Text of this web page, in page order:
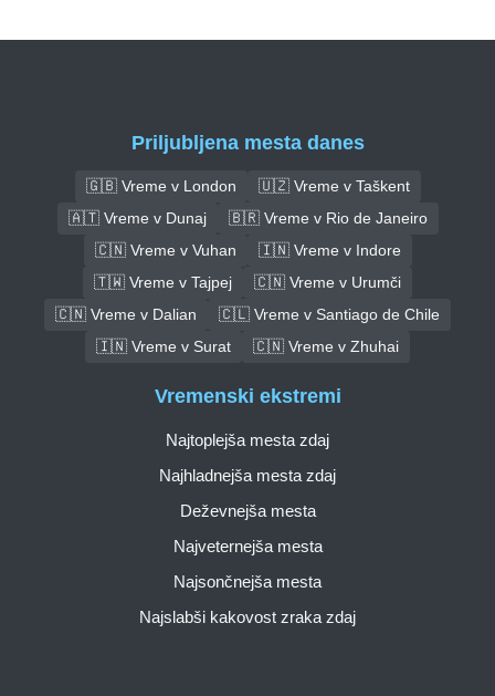
Priljubljena mesta danes
🇬🇧 Vreme v London
🇺🇿 Vreme v Taškent
🇦🇹 Vreme v Dunaj
🇧🇷 Vreme v Rio de Janeiro
🇨🇳 Vreme v Vuhan
🇮🇳 Vreme v Indore
🇹🇼 Vreme v Tajpej
🇨🇳 Vreme v Urumči
🇨🇳 Vreme v Dalian
🇨🇱 Vreme v Santiago de Chile
🇮🇳 Vreme v Surat
🇨🇳 Vreme v Zhuhai
Vremenski ekstremi
Najtoplejša mesta zdaj
Najhladnejša mesta zdaj
Deževnejša mesta
Najveternejša mesta
Najsončnejša mesta
Najslabši kakovost zraka zdaj